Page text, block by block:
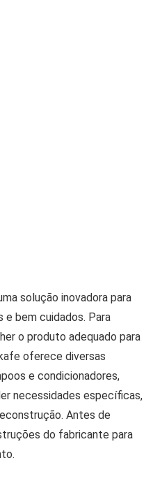
solução inovadora para
e bem cuidados. Para
o produto adequado para
oferece diversas
e condicionadores,
necessidades específicas,
Antes de
do fabricante para